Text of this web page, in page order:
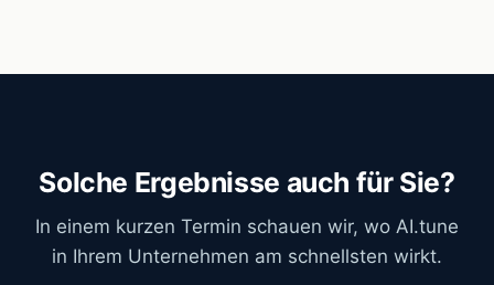
Solche Ergebnisse auch für Sie?
In einem kurzen Termin schauen wir, wo AI.tune
in Ihrem Unternehmen am schnellsten wirkt.